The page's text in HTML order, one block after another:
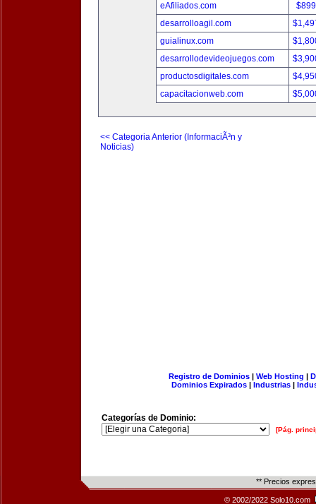
eAfiliados.com
desarrolloagil.com
guialinux.com
desarrollodevideojuegos.com
productosdigitales.com
capacitacionweb.com
<< Categoria Anterior (InformaciÃ³n y
Noticias)
Registro de Dominios| Web Hosting |
Dominios Expirados | Industrias |
Categorías de Dominio:
[Pág.
** Precios
© 2002/2022 Solo10.com